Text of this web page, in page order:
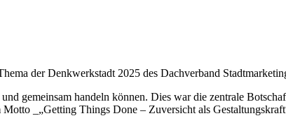
der Denkwerkstadt 2025 des Dachverband
gemeinsam handeln können. Dies war die zentrale
_„Getting Things Done – Zuversicht als